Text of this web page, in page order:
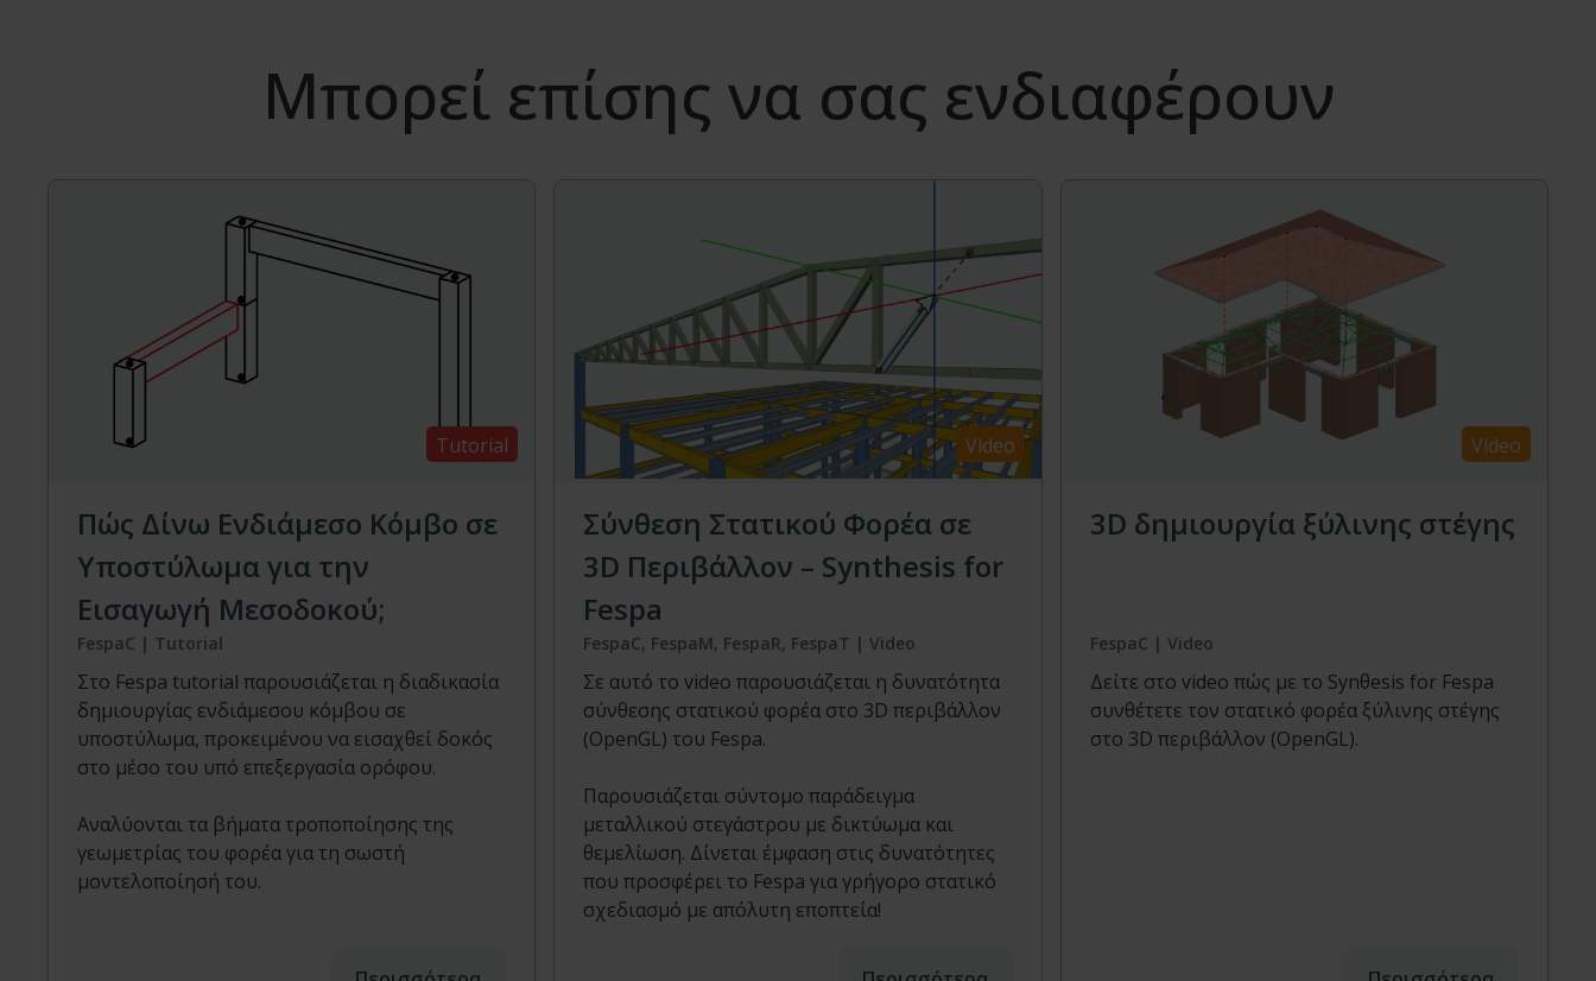
Μπορεί επίσης να σας ενδιαφέρουν
Tutorial
Πώς Δίνω Ενδιάμεσο Κόμβο σε
Υποστύλωμα για την
Εισαγωγή Μεσοδοκού;
FespaC | Tutorial
Στο Fespa tutorial παρουσιάζεται η διαδικασία
δημιουργίας ενδιάμεσου κόμβου σε
υποστύλωμα, προκειμένου να εισαχθεί δοκός
στο μέσο του υπό επεξεργασία ορόφου.
Αναλύονται τα βήματα τροποποίησης της
γεωμετρίας του φορέα για τη σωστή
μοντελοποίησή του.
Video
Σύνθεση Στατικού Φορέα σε
3D Περιβάλλον – Synthesis for
Fespa
FespaC, FespaM, FespaR, FespaT | Video
Σε αυτό το video παρουσιάζεται η δυνατότητα
σύνθεσης στατικού φορέα στο 3D περιβάλλον
(OpenGL) του Fespa.
Παρουσιάζεται σύντομο παράδειγμα
μεταλλικού στεγάστρου με δικτύωμα και
θεμελίωση. Δίνεται έμφαση στις δυνατότητες
που προσφέρει το Fespa για γρήγορο στατικό
σχεδιασμό με απόλυτη εποπτεία!
Video
3D δημιουργία ξύλινης στέγης
FespaC | Video
Δείτε στο video πώς με το Synθesis for Fespa
συνθέτετε τον στατικό φορέα ξύλινης στέγης
στο 3D περιβάλλον (OpenGL).